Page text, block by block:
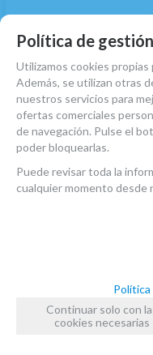
Diapason Horquilla
EN STOCK. CÓMPRALO Y LO
DE LAS 14:00 HORAS PENINSULA
Política de
Utilizamos cookies
Además, se utilizan otras
nuestros servicios para
ofertas comerciales
de navegación. Pulse el
poder bloquearlas.
Puede revisar toda la
cualquier momento desde
Política
Continuar solo con
cookies necesarias